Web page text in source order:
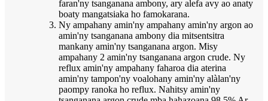
faran'ny tsanganana ambony, ary alefa avy ao anaty
boaty mangatsiaka ho famokarana.
Ny ampahany amin'ny ampahany amin'ny argon ao
amin'ny tsanganana ambony dia mitsentsitra
mankany amin'ny tsanganana argon. Misy
ampahany 2 amin'ny tsanganana argon crude. Ny
reflux amin'ny ampahany faharoa dia aterina
amin'ny tampon'ny voalohany amin'ny alàlan'ny
paompy ranoka ho reflux. Nahitsy amin'ny